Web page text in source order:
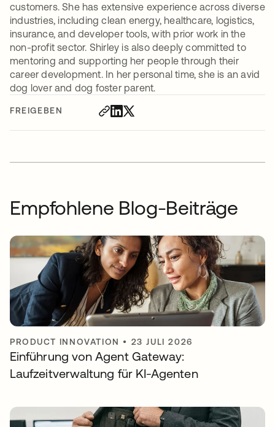
FREIGEBEN
customers. She has extensive experience across diverse
industries, including clean energy, healthcare, logistics,
insurance, and developer tools, with prior work in the
non-profit sector. Shirley is also deeply committed to
mentoring and supporting her people through their
career development. In her personal time, she is an avid
dog lover and dog foster parent.
Empfohlene Blog-Beiträge
PRODUCT INNOVATION • 23 JULI 2026
Einführung von Agent Gateway:
Laufzeitverwaltung für KI-Agenten